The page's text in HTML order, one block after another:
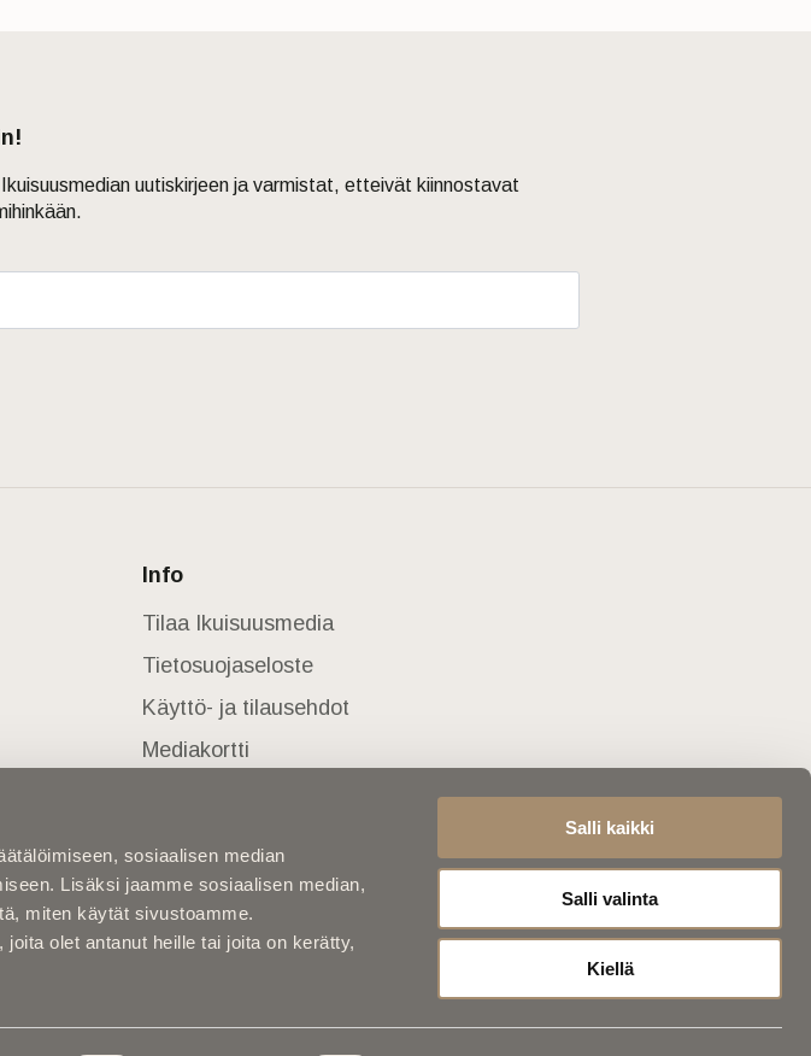
sosiaalisen median
Lisäksi jaamme sosiaalisen median,
miten käytät sivustoamme.
olet antanut heille tai joita on kerätty,
Salli kaikki
Salli valinta
Kiellä
uutiskirjeen ja varmistat, etteivät kiinnostavat
Info
Tilaa Ikuisuusmedia
Tietosuojaseloste
Käyttö- ja tilausehdot
Mediakortti